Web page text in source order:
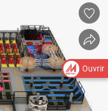
Ouvrir